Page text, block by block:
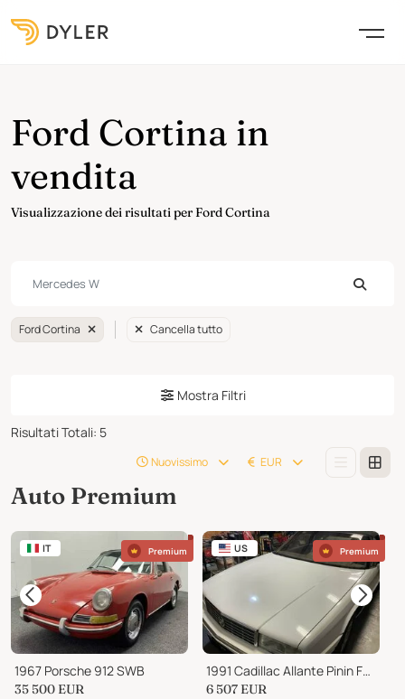
Ford Cortina in
vendita
Visualizzazione dei risultati per Ford Cortina
Ford Cortina Cancella tutto
Mostra Filtri
Risultati Totali: 5
Nuovissimo EUR
Auto Premium
IT Premium
1967 Porsche 912 SWB
35 500 EUR
US Premium
1991 Cadillac Allante Pinin Farina
6 507 EUR